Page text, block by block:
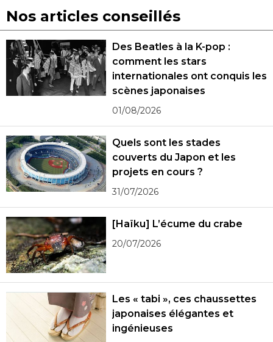
Nos articles conseillés
Des Beatles à la K-pop :
comment les stars
internationales ont conquis les
scènes japonaises
01/08/2026
Quels sont les stades
couverts du Japon et les
projets en cours ?
31/07/2026
[Haïku] L’écume du crabe
20/07/2026
Les « tabi », ces chaussettes
japonaises élégantes et
ingénieuses